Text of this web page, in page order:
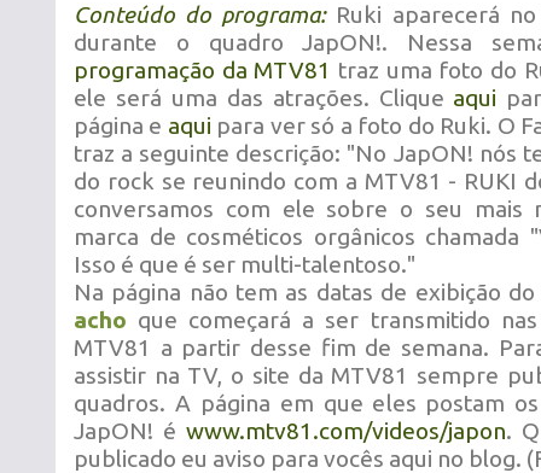
Conteúdo do programa: Ruki aparecerá
durante o quadro JapON!. Nessa
programação da MTV81 traz uma foto do
ele será uma das atrações. Clique aqui
página e aqui para ver só a foto do Ruki. O
traz a seguinte descrição: "No JapON! nós
do rock se reunindo com a MTV81 - RUKI
conversamos com ele sobre o seu mais
marca de cosméticos orgânicos chamada
Isso é que é ser multi-talentoso."
Na página não tem as datas de exibição
acho que começará a ser transmitido
MTV81 a partir desse fim de semana.
assistir na TV, o site da MTV81 sempre
quadros. A página em que eles postam
JapON! é www.mtv81.com/videos/japon.
publicado eu aviso para vocês aqui no blog.